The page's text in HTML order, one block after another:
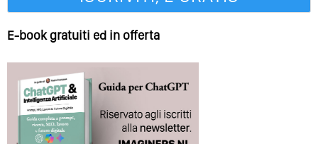
E-book gratuiti ed in offerta